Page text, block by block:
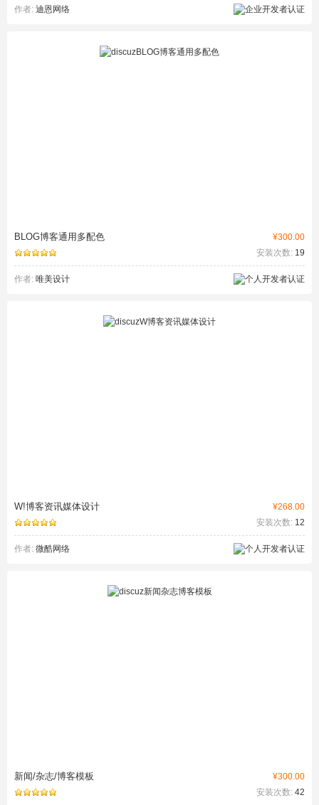
作者: 迪恩网络
¥300.00
BLOG博客通用多配色
安装次数: 19
作者: 唯美设计
¥268.00
W!博客资讯媒体设计
安装次数: 12
作者: 微酷网络
¥300.00
新闻/杂志/博客模板
安装次数: 42